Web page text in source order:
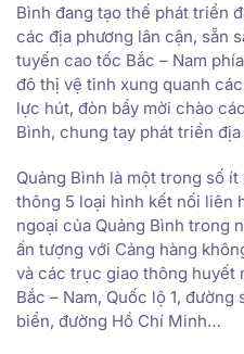
Bình đang tạo thế phát triển
các địa phương lân cận, sẵn
tuyến cao tốc Bắc – Nam
đô thị vệ tinh xung quanh
lực hút, đòn bẩy mời chào
Bình, chung tay phát triển địa
Quảng Bình là một trong số
thông 5 loại hình kết nối liên
ngoại của Quảng Bình trong
ấn tượng với Cảng hàng
và các trục giao thông huyết
Bắc – Nam, Quốc lộ 1, đường
biển, đường Hồ Chí Minh…